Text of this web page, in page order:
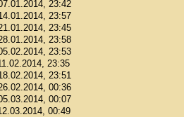
23:42
23:57
23:45
23:58
23:53
23:35
23:51
00:36
00:07
00:49